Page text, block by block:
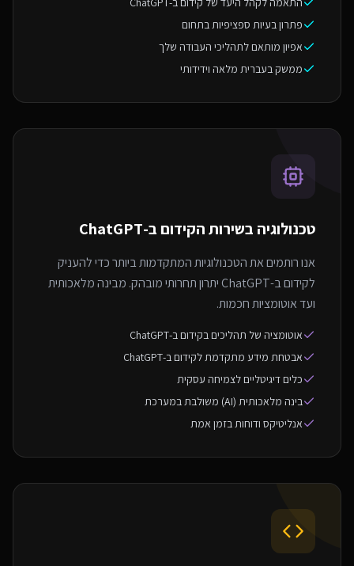
פתרון בעיות ספציפיות בתחום
אפיון מותאם לתהליכי העבודה שלך
ממשק בעברית מלאה וידידותי
טכנולוגיה בשירות הקידום ב-ChatGPT
אנו רותמים את הטכנולוגיות המתקדמות ביותר כדי להעניק
לקידום ב-ChatGPT יתרון תחרותי מובהק. מבינה מלאכותית
ועד אוטומציות חכמות.
אוטומציה של תהליכים בקידום ב-ChatGPT
אבטחת מידע מתקדמת לקידום ב-ChatGPT
כלים דיגיטליים לצמיחה עסקית
בינה מלאכותית (AI) משולבת במערכת
אנליטיקס ודוחות בזמן אמת